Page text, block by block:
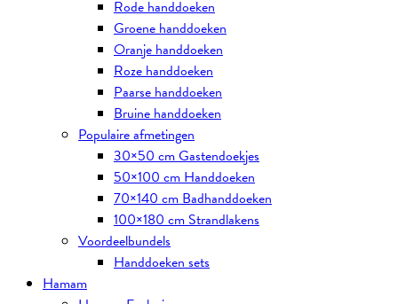
Rode handdoeken
Groene handdoeken
Oranje handdoeken
Roze handdoeken
Paarse handdoeken
Bruine handdoeken
Populaire afmetingen
30×50 cm Gastendoekjes
50×100 cm Handdoeken
70×140 cm Badhanddoeken
100×180 cm Strandlakens
Voordeelbundels
Handdoeken sets
Hamam